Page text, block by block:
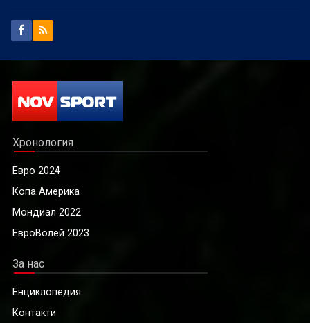
Хронология
Евро 2024
Копа Америка
Мондиал 2022
ЕвроВолей 2023
За нас
Енциклопедия
Контакти